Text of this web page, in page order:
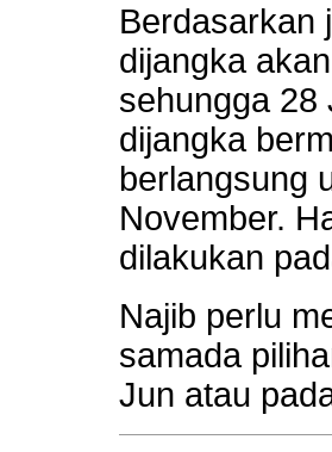
Berdasarkan
dijangka
sehungga 28
dijangka
berlangsung
November.
dilakukan
Najib perlu
samada
Jun atau